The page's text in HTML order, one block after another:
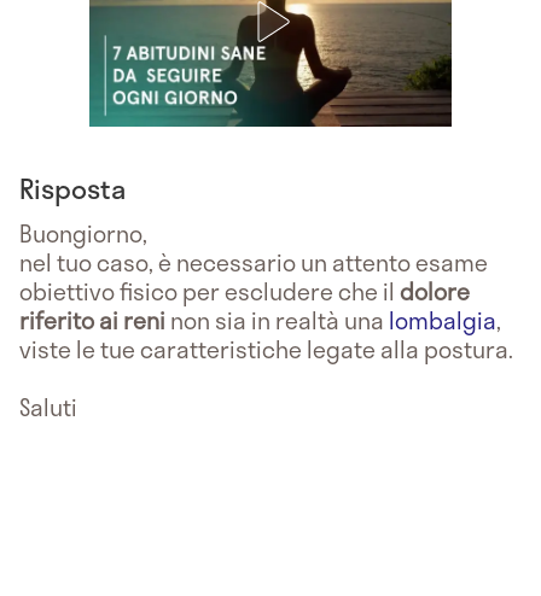
Risposta
Buongiorno,
nel tuo caso, è necessario un attento esame
obiettivo fisico per escludere che il dolore
riferito ai reni non sia in realtà una lombalgia,
viste le tue caratteristiche legate alla postura.
Saluti